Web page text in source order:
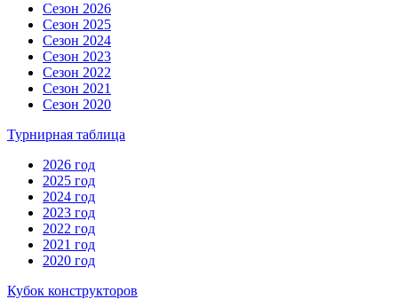
Сезон 2026
Сезон 2025
Сезон 2024
Сезон 2023
Сезон 2022
Сезон 2021
Сезон 2020
Турнирная таблица
2026 год
2025 год
2024 год
2023 год
2022 год
2021 год
2020 год
Кубок конструкторов